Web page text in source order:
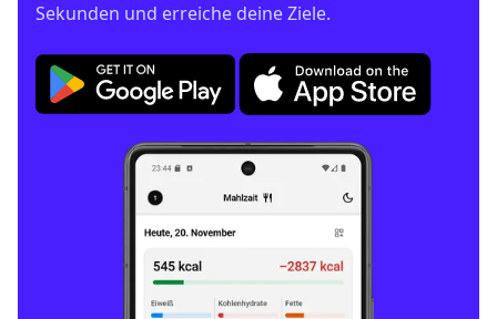
Sekunden und erreiche deine Ziele.